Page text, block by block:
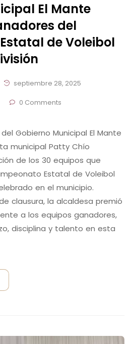
El Mante
del
de Voleibol
septiembre 28, 2025
0 Comments
Gobierno Municipal El Mante
municipal Patty Chío
de los 30 equipos que
Estatal de Voleibol
en el municipio.
clausura, la alcaldesa premió
a los equipos ganadores,
disciplina y talento en esta